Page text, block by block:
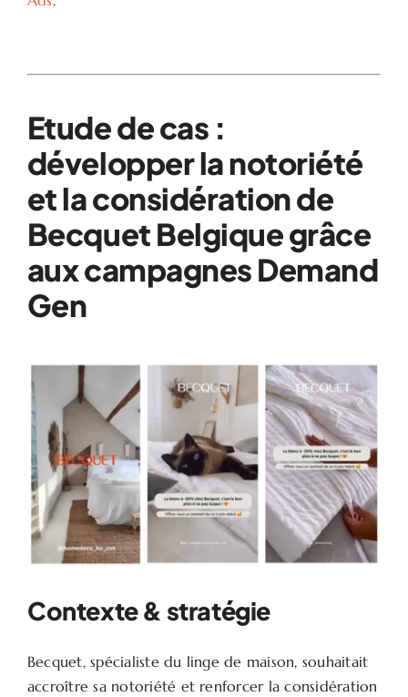
Etude de cas :
développer la notoriété
et la considération de
Becquet Belgique grâce
aux campagnes Demand
Gen
Contexte & stratégie
Becquet, spécialiste du linge de maison, souhaitait
accroître sa notoriété et renforcer la considération